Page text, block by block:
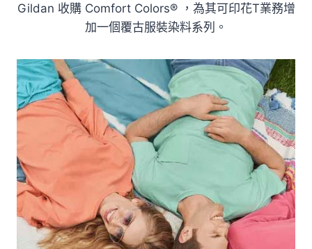
Gildan 收購 Comfort Colors® ，為其可印花T業務增
加一個覆古服裝染料系列。